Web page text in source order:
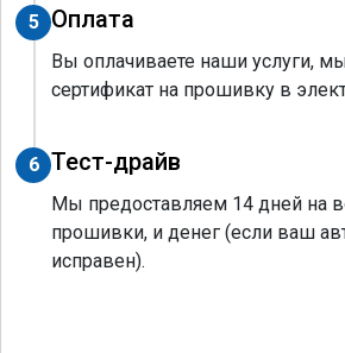
5 Оплата
Вы оплачиваете наши услуги,
сертификат на прошивку в
6 Тест-драйв
Мы предоставляем 14 дней на
прошивки, и денег (если ваш
исправен).